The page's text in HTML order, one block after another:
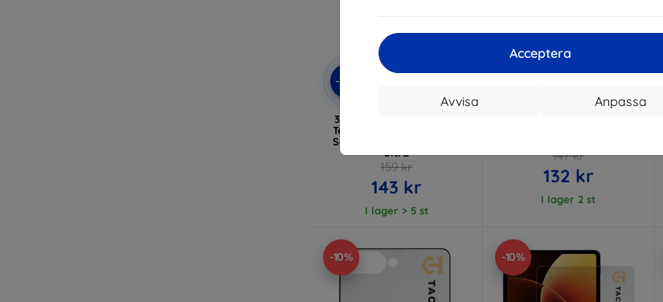
Acceptera
Anpassa
Avvisa
-10%
Rabatt
3mk Lens Protection Pro
Tempered Glass Lens for
Samsung Galaxy Z Fold 8
Ultra
159 kr
143 kr
I lager > 5 st
147 kr
132 kr
I lager 2 st
-10% -10%